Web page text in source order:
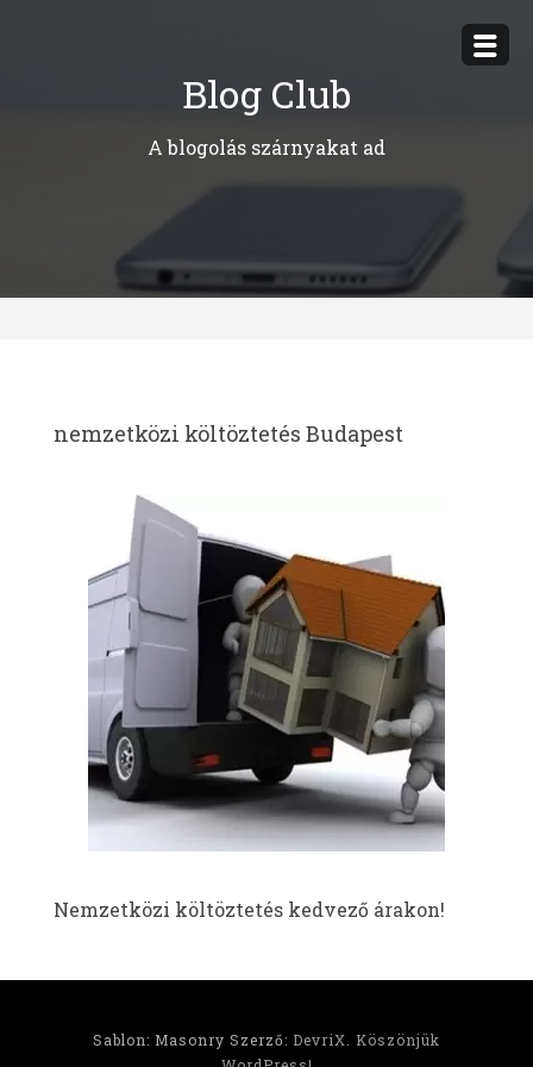
Blog Club
A blogolás szárnyakat ad
nemzetközi költöztetés Budapest
Nemzetközi költöztetés kedvező árakon!
Sablon: Masonry Szerző: DevriX
Köszönjük